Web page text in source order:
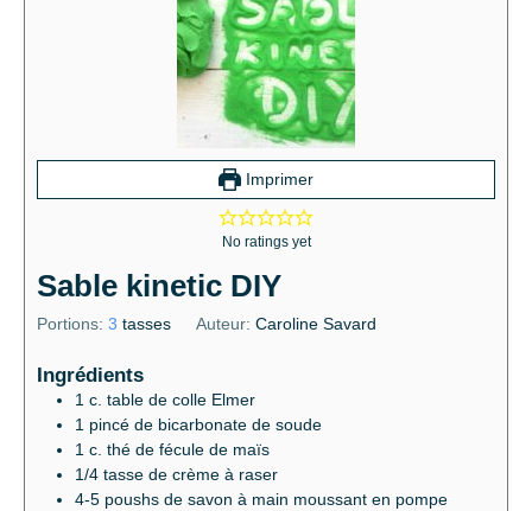
Imprimer
No ratings yet
Sable kinetic DIY
Portions: 3 tasses Auteur:Caroline Savard
Ingrédients
1 c. table de colle Elmer
1 pincé de bicarbonate de soude
1 c. thé de fécule de maïs
1/4 tasse de crème à raser
4-5 poushs de savon à main moussant en pompe